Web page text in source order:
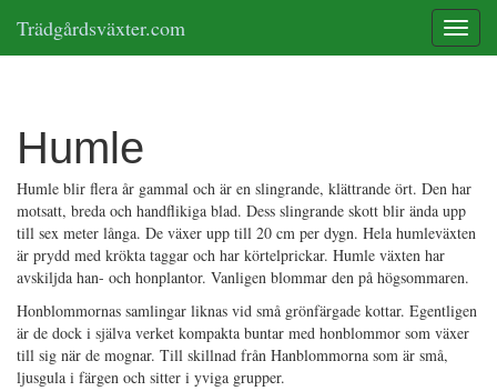
Trädgårdsväxter.com
Humle
Humle blir flera år gammal och är en slingrande, klättrande ört. Den har
motsatt, breda och handflikiga blad. Dess slingrande skott blir ända upp
till sex meter långa. De växer upp till 20 cm per dygn. Hela humleväxten
är prydd med krökta taggar och har körtelprickar. Humle växten har
avskiljda han- och honplantor. Vanligen blommar den på högsommaren.
Honblommornas samlingar liknas vid små grönfärgade kottar. Egentligen
är de dock i själva verket kompakta buntar med honblommor som växer
till sig när de mognar. Till skillnad från Hanblommorna som är små,
ljusgula i färgen och sitter i yviga grupper.